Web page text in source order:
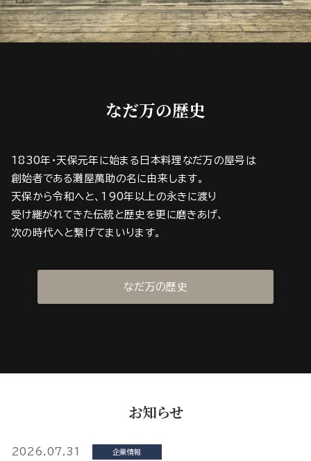
なだ万の歴史
1830年・天保元年に始まる日本料理なだ万の屋号は
創始者である灘屋萬助の名に由来します。
天保から令和へと、190年以上の永きに渡り
受け継がれてきた伝統と歴史を更に磨きあげ、
次の時代へと繋げてまいります。
なだ万の歴史
お知らせ
2026.07.31 企業情報